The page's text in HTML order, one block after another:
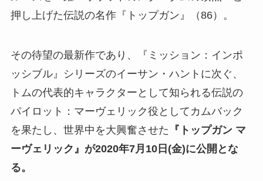
押し上げた伝説の名作『トップガン』（86）。
その待望の最新作であり、『ミッション：インポ
ッシブル』シリーズのイーサン・ハントに次ぐ、
トムの代表的キャラクターとして知られる伝説の
パイロット：マーヴェリック役としてカムバック
を果たし、世界中を大興奮させた 『トップガン マ
ーヴェリック』が2020年7月10日(金)に公開とな
る。